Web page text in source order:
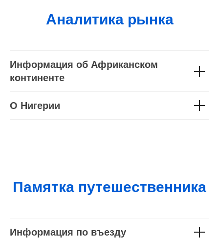
Аналитика рынка
Информация об Африканском
континенте
О Нигерии
Памятка путешественника
Информация по въезду